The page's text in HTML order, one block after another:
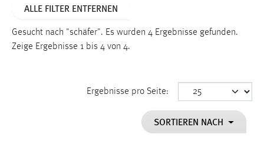
ALLE FILTER ENTFERNEN
Gesucht nach "schäfer". Es wurden 4 Ergebnisse gefunden.
Zeige Ergebnisse 1 bis 4 von 4.
Ergebnisse pro Seite:
SORTIEREN NACH
Name:
Dieser Cookie speichert die ausgewählten Einverständnis-